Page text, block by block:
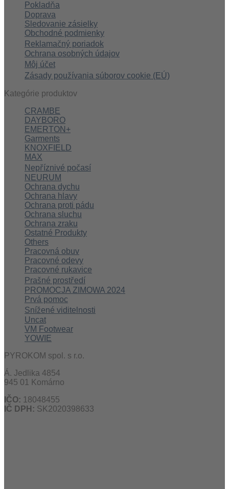
Pokladňa
Doprava
Sledovanie zásielky
Obchodné podmienky
Reklamačný poriadok
Ochrana osobných údajov
Môj účet
Zásady používania súborov cookie (EÚ)
Kategórie produktov
CRAMBE
DAYBORO
EMERTON+
Garments
KNOXFIELD
MAX
Nepříznivé počasí
NEURUM
Ochrana dychu
Ochrana hlavy
Ochrana proti pádu
Ochrana sluchu
Ochrana zraku
Ostatné Produkty
Others
Pracovná obuv
Pracovné odevy
Pracovné rukavice
Prašné prostředí
PROMOCJA ZIMOWA 2024
Prvá pomoc
Snížené viditelnosti
Uncat
VM Footwear
YOWIE
PYROKOM spol. s r.o.
Á. Jedlika 4854
945 01 Komárno
IČO: 18048455
IČ DPH: SK2020398633